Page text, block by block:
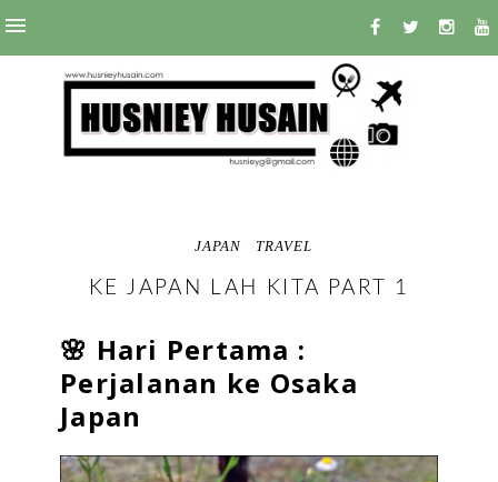
JAPAN TRAVEL
KE JAPAN LAH KITA PART 1
🌸 Hari Pertama :
Perjalanan ke Osaka
Japan